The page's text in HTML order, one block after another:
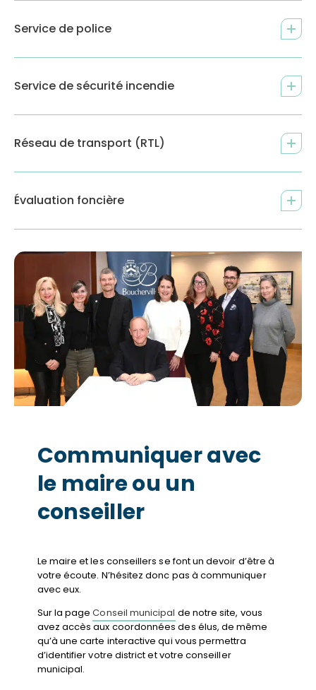
Service de police
Service de sécurité incendie
Réseau de transport (RTL)
Évaluation foncière
Communiquer avec
le maire ou un
conseiller
Le maire et les conseillers se font un devoir d’être à
votre écoute. N’hésitez donc pas à communiquer
avec eux.
Sur la pageConseil municipal de notre site, vous
avez accès aux coordonnées des élus, de même
qu’à une carte interactive qui vous permettra
d’identifier votre district et votre conseiller
municipal.